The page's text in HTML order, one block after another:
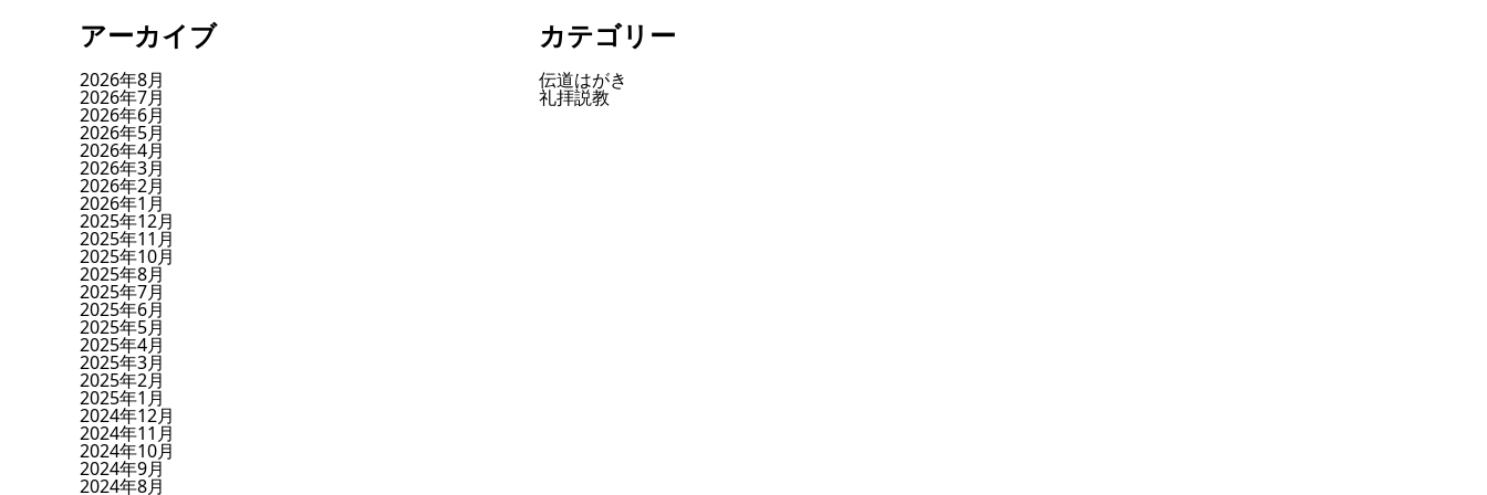
アーカイブ
2026年8月
2026年7月
2026年6月
2026年5月
2026年4月
2026年3月
2026年2月
2026年1月
2025年12月
2025年11月
2025年10月
2025年8月
2025年7月
2025年6月
2025年5月
2025年4月
2025年3月
2025年2月
2025年1月
2024年12月
2024年11月
2024年10月
2024年9月
2024年8月
カテゴリー
伝道はがき
礼拝説教